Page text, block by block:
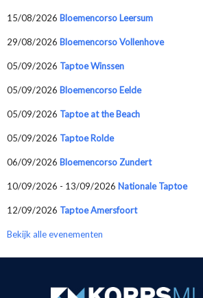
15/08/2026 Bloemencorso Leersum
29/08/2026 Bloemencorso Vollenhove
05/09/2026 Taptoe Winssen
05/09/2026 Bloemencorso Eelde
05/09/2026 Taptoe at the Beach
05/09/2026 Taptoe Rolde
06/09/2026 Bloemencorso Zundert
10/09/2026 - 13/09/2026 Nationale Taptoe
12/09/2026 Taptoe Amersfoort
Bekijk alle evenementen